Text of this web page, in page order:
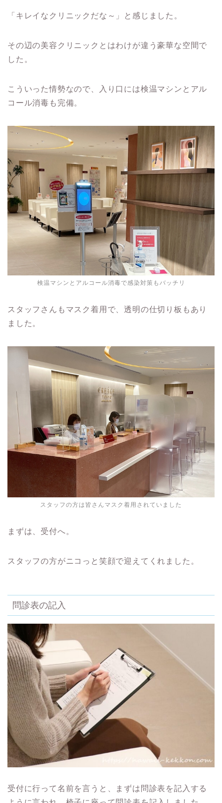
「キレイなクリニックだな～」と感じました。
その辺の美容クリニックとはわけが違う豪華な空間で
した。
こういった情勢なので、入り口には検温マシンとアル
コール消毒も完備。
検温マシンとアルコール消毒で感染対策もバッチリ
スタッフさんもマスク着用で、透明の仕切り板もあり
ました。
スタッフの方は皆さんマスク着用されていました
まずは、受付へ。
スタッフの方がニコっと笑顔で迎えてくれました。
問診表の記入
受付に行って名前を言うと、まずは問診表を記入する